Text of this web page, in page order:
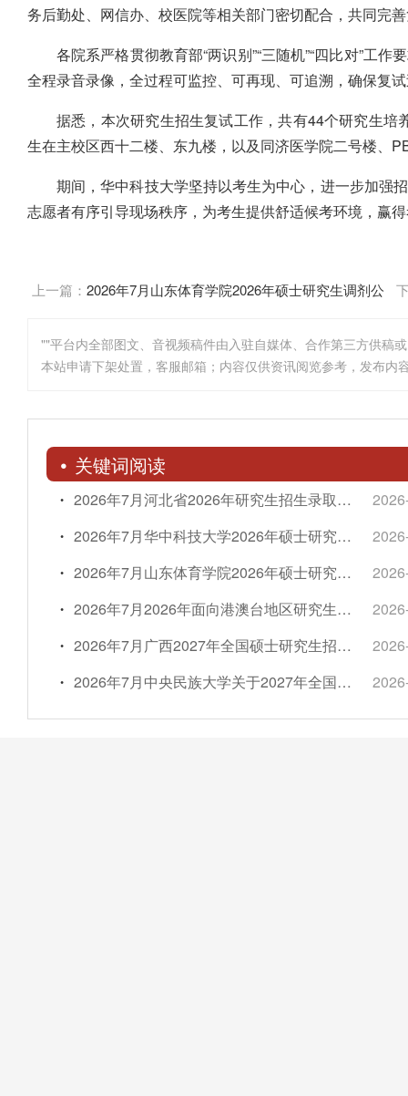
务后勤处、网信办、校医院等相关部门密切配合，共同完
各院系严格贯彻教育部“两识别”“三随机”“四比对”工
全程录音录像，全过程可监控、可再现、可追溯，确保复
据悉，本次研究生招生复试工作，共有44个研究生培
生在主校区西十二楼、东九楼，以及同济医学院二号楼、
期间，华中科技大学坚持以考生为中心，进一步加强
志愿者有序引导现场秩序，为考生提供舒适候考环境，赢
上一篇： 2026年7月山东体育学院2026年硕士研究生调剂公
""平台内全部图文、音视频稿件由入驻自媒体、合作第三方供稿
本站申请下架处置，客服邮箱；内容仅供资讯阅览参考，发布
关键词阅读
2026年7月河北省2026年研究生招生录取咨询、举报联系方式
2026年7月华中科技大学2026年硕士研究生招生复试工作顺利完成
2026年7月山东体育学院2026年硕士研究生调剂公告
2026年7月2026年面向港澳台地区研究生招生初试统考《准考证》打印提醒及广州报考点考生须知
2026年7月广西2027年全国硕士研究生招生考试报考点设置公告
2026年7月中央民族大学关于2027年全国硕士研究生招生考试重要事项调整的公告